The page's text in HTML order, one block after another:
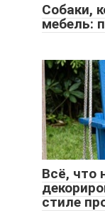
Собаки,
мебель:
Всё, что
стиле